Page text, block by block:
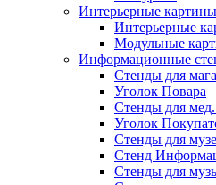
Интерьерные картины
Интерьерные
Модульные
Информационные
Стенды для
Уголок Повара
Стенды для
Уголок
Стенды для
Стенд
Стенды для